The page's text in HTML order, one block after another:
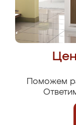
Поможем